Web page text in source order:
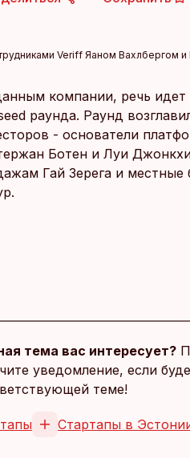
Veriff Яаном Вахлбергом
компании, речь
раунда. Раунд
- основатели
Ботен и Луи
Гай Зерега и
тема вас интересует?
уведомление, если
теме!
Стартапы в